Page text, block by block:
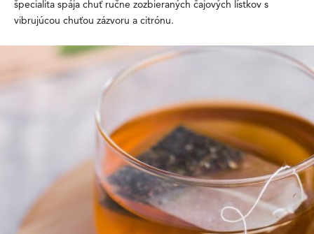
špecialita spája chuť ručne zozbieraných čajových lístkov s
vibrujúcou chuťou zázvoru a citrónu.